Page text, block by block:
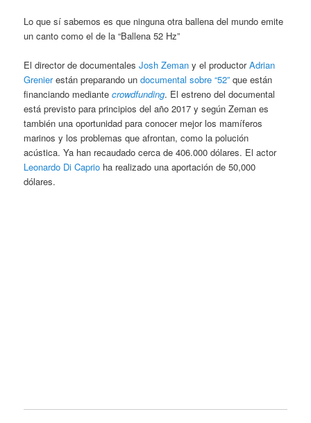
Lo que sí sabemos es que ninguna otra ballena del mundo emite
un canto como el de la “Ballena 52 Hz”
El director de documentalesJosh Zeman y el productorAdrian
Grenierestán preparando undocumental sobre “52” que están
financiando mediantecrowdfunding. El estreno del documental
está previsto para principios del año 2017 y según Zeman es
también una oportunidad para conocer mejor los mamíferos
marinos y los problemas que afrontan, como la polución
acústica. Ya han recaudado cerca de 406.000 dólares. El actor
Leonardo Di Caprio ha realizado una aportación de 50,000
dólares.